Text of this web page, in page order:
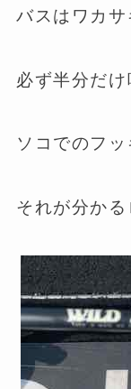
バスはワカサ
必ず半分だ
ソコでのフ
それが分か